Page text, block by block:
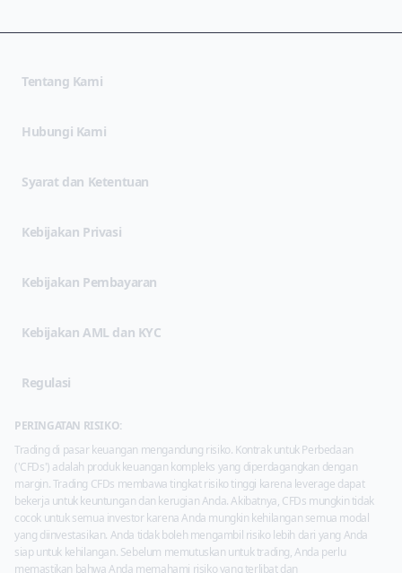
Tentang Kami
Hubungi Kami
Syarat dan Ketentuan
Kebijakan Privasi(opens in new tab)
Kebijakan Pembayaran
Kebijakan AML dan KYC
Regulasi
PERINGATAN RISIKO:
Trading di pasar keuangan mengandung risiko. Kontrak untuk Perbedaan
('CFDs') adalah produk keuangan kompleks yang diperdagangkan dengan
margin. Trading CFDs membawa tingkat risiko tinggi karena leverage dapat
bekerja untuk keuntungan dan kerugian Anda. Akibatnya, CFDs mungkin tidak
cocok untuk semua investor karena Anda mungkin kehilangan semua modal
yang diinvestasikan. Anda tidak boleh mengambil risiko lebih dari yang Anda
siap untuk kehilangan. Sebelum memutuskan untuk trading, Anda perlu
memastikan bahwa Anda memahami risiko yang terlibat dan